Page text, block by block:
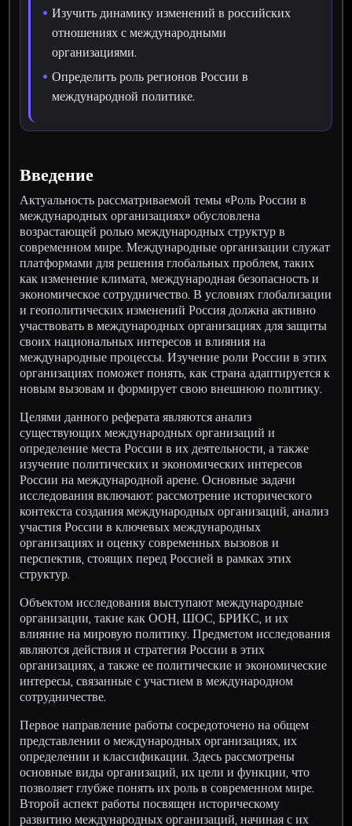
Изучить динамику изменений в российских
отношениях с международными
организациями.
Определить роль регионов России в
международной политике.
Введение
Актуальность рассматриваемой темы «Роль России в
международных организациях» обусловлена
возрастающей ролью международных структур в
современном мире. Международные организации служат
платформами для решения глобальных проблем, таких
как изменение климата, международная безопасность и
экономическое сотрудничество. В условиях глобализации
и геополитических изменений Россия должна активно
участвовать в международных организациях для защиты
своих национальных интересов и влияния на
международные процессы. Изучение роли России в этих
организациях поможет понять, как страна адаптируется к
новым вызовам и формирует свою внешнюю политику.
Целями данного реферата являются анализ
существующих международных организаций и
определение места России в их деятельности, а также
изучение политических и экономических интересов
России на международной арене. Основные задачи
исследования включают: рассмотрение исторического
контекста создания международных организаций, анализ
участия России в ключевых международных
организациях и оценку современных вызовов и
перспектив, стоящих перед Россией в рамках этих
структур.
Объектом исследования выступают международные
организации, такие как ООН, ШОС, БРИКС, и их
влияние на мировую политику. Предметом исследования
являются действия и стратегия России в этих
организациях, а также ее политические и экономические
интересы, связанные с участием в международном
сотрудничестве.
Первое направление работы сосредоточено на общем
представлении о международных организациях, их
определении и классификации. Здесь рассмотрены
основные виды организаций, их цели и функции, что
позволяет глубже понять их роль в современном мире.
Второй аспект работы посвящен историческому
развитию международных организаций, начиная с их